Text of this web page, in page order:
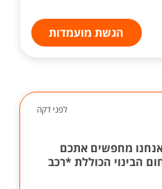
הגשת מועמדות
לפני דקה
מחפשים אתכם
הבינוי הכוללת *רכב